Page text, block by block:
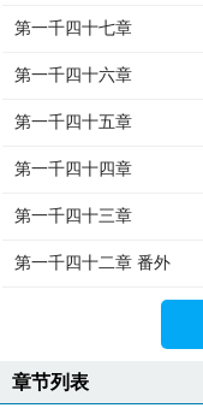
第一千四十七章
第一千四十六章
第一千四十五章
第一千四十四章
第一千四十三章
第一千四十二章 番外
章节列表